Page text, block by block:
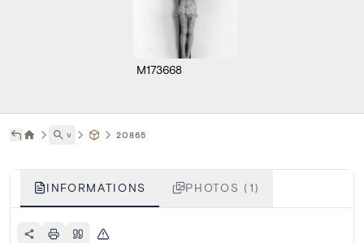
M173668
˅ 20865
INFORMATIONS PHOTOS (1)